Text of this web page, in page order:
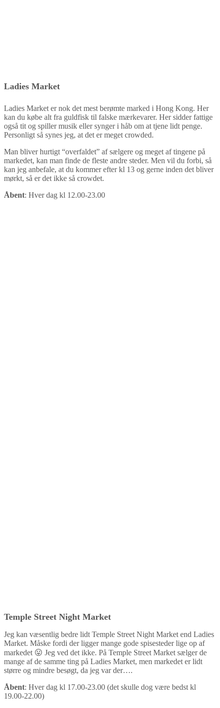
Ladies Market
Ladies Market er nok det mest berømte marked i Hong Kong. Her
kan du købe alt fra guldfisk til falske mærkevarer. Her sidder fattige
også tit og spiller musik eller synger i håb om at tjene lidt penge.
Personligt så synes jeg, at det er meget crowded.
Man bliver hurtigt “overfaldet” af sælgere og meget af tingene på
markedet, kan man finde de fleste andre steder. Men vil du forbi, så
kan jeg anbefale, at du kommer efter kl 13 og gerne inden det bliver
mørkt, så er det ikke så crowdet.
Åbent: Hver dag kl 12.00-23.00
Temple Street Night Market
Jeg kan væsentlig bedre lidt Temple Street Night Market end Ladies
Market. Måske fordi der ligger mange gode spisesteder lige op af
markedet 😛 Jeg ved det ikke. På Temple Street Market sælger de
mange af de samme ting på Ladies Market, men markedet er lidt
større og mindre besøgt, da jeg var der….
Åbent: Hver dag kl 17.00-23.00 (det skulle dog være bedst kl
19.00-22.00)